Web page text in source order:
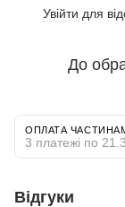
Увійти для
До
ОПЛАТА
3 платежі по
Відгуки